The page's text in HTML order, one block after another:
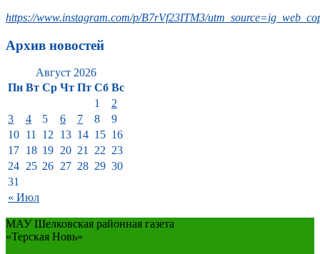
https://www.instagram.com/p/B7rVf23ITM3/
Архив новостей
Август 2026
Пн Вт Ср Чт Пт Сб Вс
« Июл
1
2
3
4 5 6 7 8
9
10 11 12 13 14 15 16
17 18 19 20 21 22 23
24 25 26 27 28 29 30
31
МАУ Шелковская районная газета
«Терская Новь»